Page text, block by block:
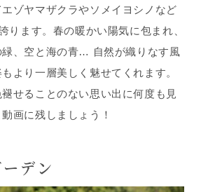
ゾヤマザクラやソメイヨシノなど
ります。春の暖かい陽気に包まれ、
、空と海の青… 自然が織りなす風
より一層美しく魅せてくれます。
せることのない思い出に何度も見
画に残しましょう！
デン